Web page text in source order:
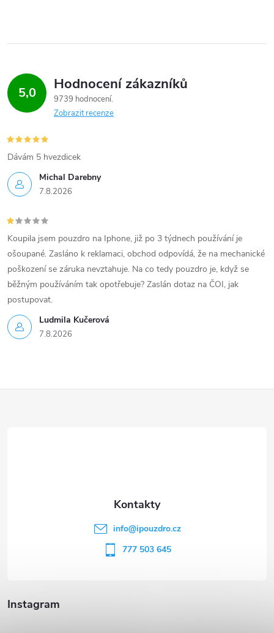
u5,0 Hodnocení zákazníků
9739 hodnocení
Zobrazit recenze
Michal Darebny
7.8.2026
Dávám 5 hvezdicek
Ludmila Kučerová
7.8.2026
Koupila jsem pouzdro na Iphone, již po 3 týdnech používání je
ošoupané. Zasláno k reklamaci, obchod odpovídá, že na mechanické
poškození se záruka nevztahuje. Na co tedy pouzdro je, když se
běžným používáním tak opotřebuje? Zaslán dotaz na ČOI, jak
postupovat.
Instagram
info@ipouzdro.cz
777 503 645